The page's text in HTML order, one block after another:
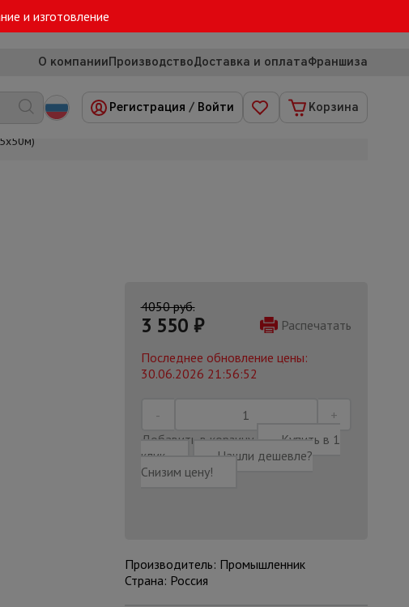
и изготовление
О компанииПроизводствоДоставка и оплатаФраншиза
Регистрация / Войти Корзина
4050 руб.
3 550 ₽
Распечатать
Последнее обновление цены:
30.06.2026 21:56:52
Добавить в корзину
Купить в 1
клик
Нашли дешевле?
Снизим цену!
Производитель: Промышленник
Страна: Россия